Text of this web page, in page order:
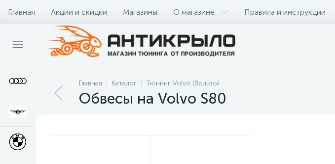
Главная Акции и скидки Магазины О магазине Правила и инструкции
Главная Каталог Тюнинг Volvo (Вольво)
Обвесы на Volvo S80